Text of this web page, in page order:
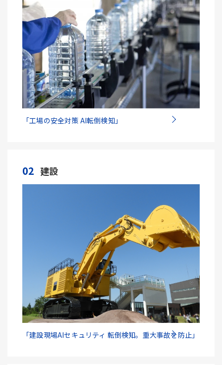
「工場の安全対策 AI転倒検知」
02 建設
「建設現場AIセキュリティ 転倒検知。重大事故を防止」